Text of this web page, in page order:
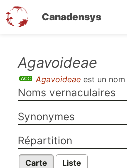
Canadensys
contenu
principal
Agavoideae
Agavoideae est un nom
Noms vernaculaires
Synonymes
Répartition
Carte Liste